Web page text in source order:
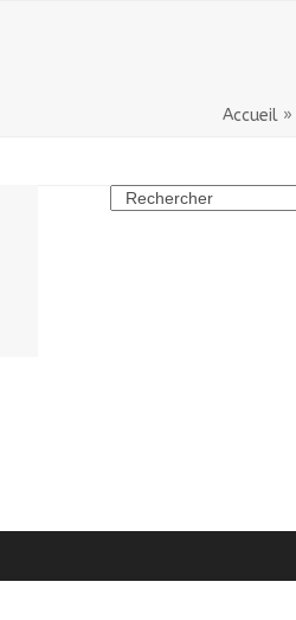
Accueil»
Search